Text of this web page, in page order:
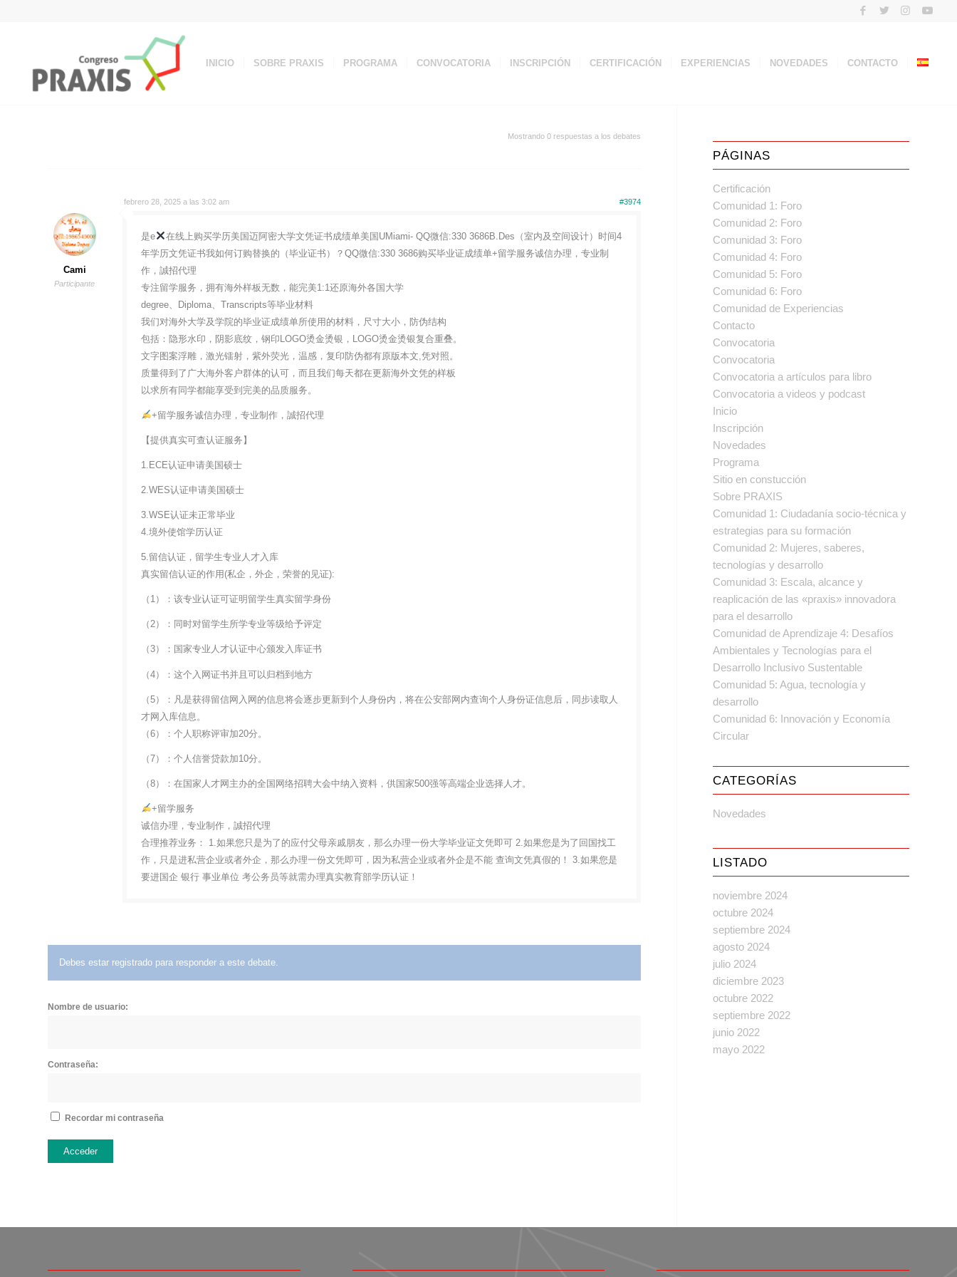
INICIO SOBRE PRAXIS PROGRAMA CONVOCATORIA INSCRIPCIÓN CERTIFICACIÓN EXPERIENCIAS NOVEDADES CONTACTO
Mostrando 0 respuestas a los debates
febrero 28, 2025 a las 3:02 am #3974
Cami
Participante
是e
在线上购买学历美国迈阿密大学文凭证书成绩单美国UMiami- QQ微信:330 3686B.Des（室内及空间设计）时间4
年学历文凭证书我如何订购替换的（毕业证书）？QQ微信:330 3686购买毕业证成绩单+留学服务诚信办理，专业制
作，誠招代理
专注留学服务，拥有海外样板无数，能完美1:1还原海外各国大学
degree、Diploma、Transcripts等毕业材料
我们对海外大学及学院的毕业证成绩单所使用的材料，尺寸大小，防伪结构
包括：隐形水印，阴影底纹，钢印LOGO烫金烫银，LOGO烫金烫银复合重叠。
文字图案浮雕，激光镭射，紫外荧光，温感，复印防伪都有原版本文,凭对照。
质量得到了广大海外客户群体的认可，而且我们每天都在更新海外文凭的样板
以求所有同学都能享受到完美的品质服务。
+留学服务诚信办理，专业制作，誠招代理
【提供真实可查认证服务】
1.ECE认证申请美国硕士
2.WES认证申请美国硕士
3.WSE认证未正常毕业
4.境外使馆学历认证
5.留信认证，留学生专业人才入库
真实留信认证的作用(私企，外企，荣誉的见证):
（1）：该专业认证可证明留学生真实留学身份
（2）：同时对留学生所学专业等级给予评定
（3）：国家专业人才认证中心颁发入库证书
（4）：这个入网证书并且可以归档到地方
（5）：凡是获得留信网入网的信息将会逐步更新到个人身份内，将在公安部网内查询个人身份证信息后，同步读取人
才网入库信息。
（6）：个人职称评审加20分。
（7）：个人信誉贷款加10分。
（8）：在国家人才网主办的全国网络招聘大会中纳入资料，供国家500强等高端企业选择人才。
+留学服务
诚信办理，专业制作，誠招代理
合理推荐业务： 1.如果您只是为了的应付父母亲戚朋友，那么办理一份大学毕业证文凭即可 2.如果您是为了回国找工
作，只是进私营企业或者外企，那么办理一份文凭即可，因为私营企业或者外企是不能 查询文凭真假的！ 3.如果您是
要进国企 银行 事业单位 考公务员等就需办理真实教育部学历认证！
Debes estar registrado para responder a este debate.
Nombre de usuario:
Contraseña:
Recordar mi contraseña
Acceder
PÁGINAS
Certificación
Comunidad 1: Foro
Comunidad 2: Foro
Comunidad 3: Foro
Comunidad 4: Foro
Comunidad 5: Foro
Comunidad 6: Foro
Comunidad de Experiencias
Contacto
Convocatoria
Convocatoria
Convocatoria a artículos para libro
Convocatoria a videos y podcast
Inicio
Inscripción
Novedades
Programa
Sitio en constucción
Sobre PRAXIS
Comunidad 1: Ciudadanía socio-técnica y
estrategias para su formación
Comunidad 2: Mujeres, saberes,
tecnologías y desarrollo
Comunidad 3: Escala, alcance y
reaplicación de las «praxis» innovadora
para el desarrollo
Comunidad de Aprendizaje 4: Desafíos
Ambientales y Tecnologías para el
Desarrollo Inclusivo Sustentable
Comunidad 5: Agua, tecnología y
desarrollo
Comunidad 6: Innovación y Economía
Circular
CATEGORÍAS
Novedades
LISTADO
noviembre 2024
octubre 2024
septiembre 2024
agosto 2024
julio 2024
diciembre 2023
octubre 2022
septiembre 2022
junio 2022
mayo 2022